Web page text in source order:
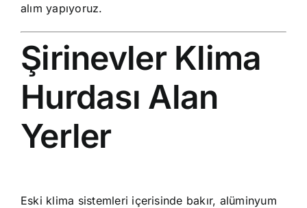
alım yapıyoruz.
Şirinevler Klima
Hurdası Alan
Yerler
Eski klima sistemleri içerisinde bakır, alüminyum